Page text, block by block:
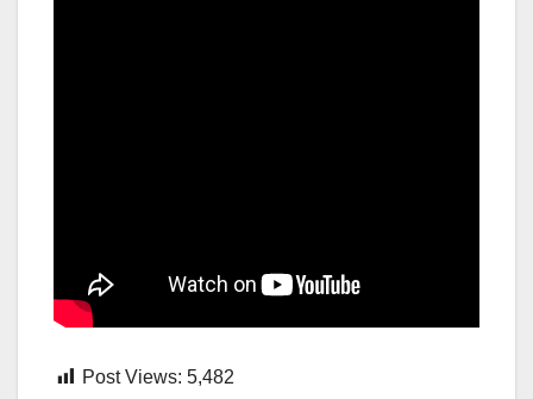
Post Views: 5,482